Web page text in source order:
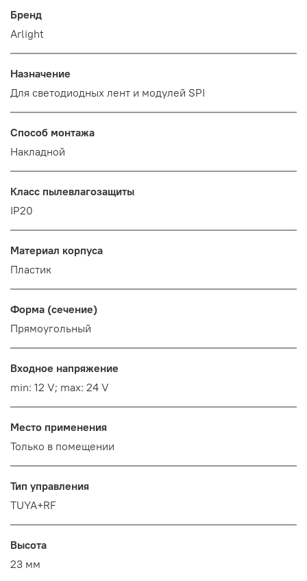
Бренд
Arlight
Назначение
Для светодиодных лент и модулей SPI
Способ монтажа
Накладной
Класс пылевлагозащиты
IP20
Материал корпуса
Пластик
Форма (сечение)
Прямоугольный
Входное напряжение
min: 12 V; max: 24 V
Место применения
Только в помещении
Тип управления
TUYA+RF
Высота
23 мм